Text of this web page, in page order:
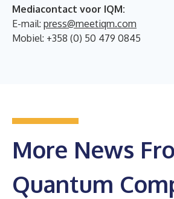
Mediacontact voor IQM:
E-mail: press@meetiqm.com
Mobiel: +358 (0) 50 479 0845
More News
Quantum